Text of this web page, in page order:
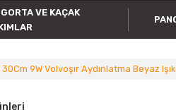
VE KAÇAK
9W Volvoşır Aydınlatma Beyaz